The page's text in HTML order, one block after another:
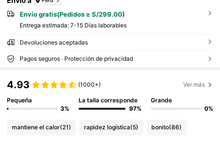
Envío gratis(Pedidos ≥ S/299.00)
Entrega estimada: 7-15 Días laborables
Devoluciones aceptadas
Pagos seguros · Protección de privacidad
4.93 (1000+) Ver más
Pequeña
3%
La talla corresponde
97%
Grande
0%
mantiene el calor(21) rapidez logística(5) bonito(86)